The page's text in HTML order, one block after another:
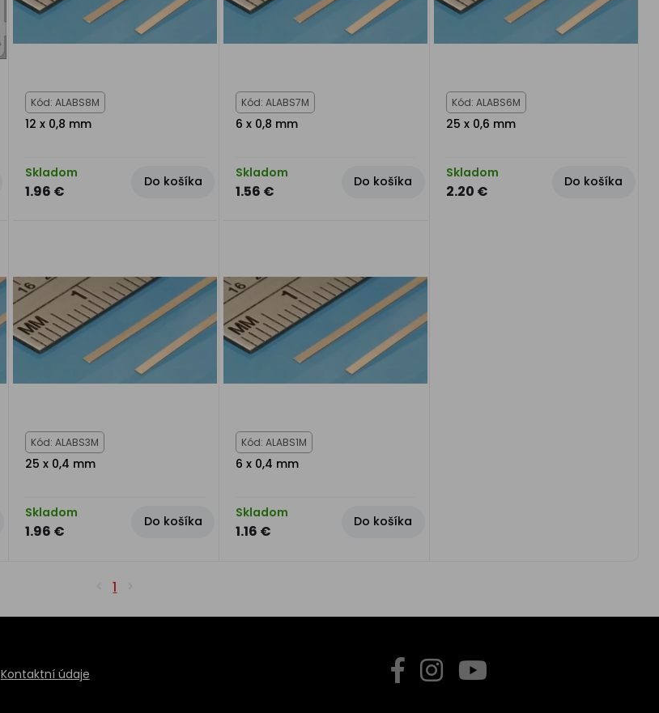
Kód: ALABS8M
12 x 0,8 mm
Skladom
1.96 €
Do košíka
Kód: ALABS7M
6 x 0,8 mm
Skladom
1.56 €
Do košíka
Kód: ALABS6M
25 x 0,6 mm
Skladom
2.20 €
Do košíka
Kód: ALABS3M
25 x 0,4 mm
Skladom
1.96 €
Do košíka
Kód: ALABS1M
6 x 0,4 mm
Skladom
1.16 €
Do košíka
1
Kontaktní údaje